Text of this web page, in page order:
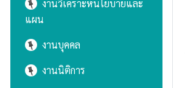
งานวิเคราะห์นโยบายและ
แผน
งานบุคคล
งานนิติการ